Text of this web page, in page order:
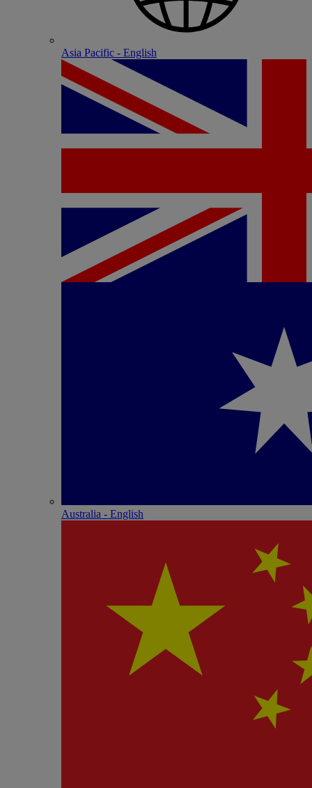
Asia Pacific - English
Australia - English